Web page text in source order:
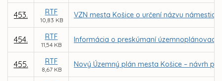
453. RTF
10,83 KB
VZN mesta Košice o určení názvu námestia
454. RTF
11,54 KB
Informácia o preskúmaní
455. RTF
8,67 KB
Nový Územný plán mesta Košice – návrh